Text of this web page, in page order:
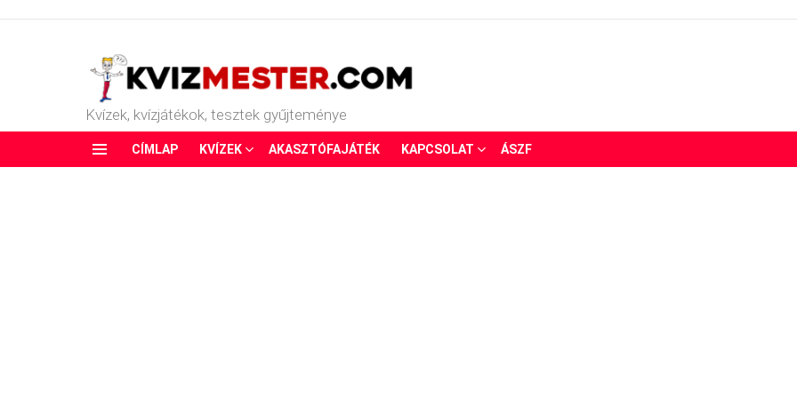
Kvízek, kvízjátékok, tesztek gyűjteménye
CÍMLAP KVÍZEK AKASZTÓFAJÁTÉK KAPCSOLAT ÁSZF